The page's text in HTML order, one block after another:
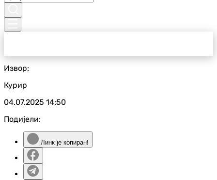
Извор:
Курир
04.07.2025 14:50
Подијели:
Линк је копиран!